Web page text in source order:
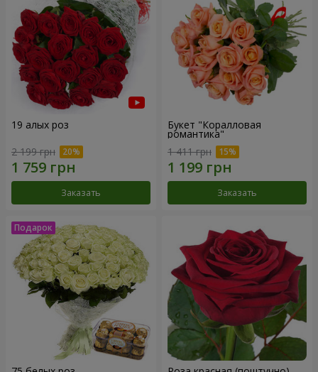
19 алых роз
2 199 грн
Заказать
Букет "Коралловая
романтика"
1 411 грн
Заказать